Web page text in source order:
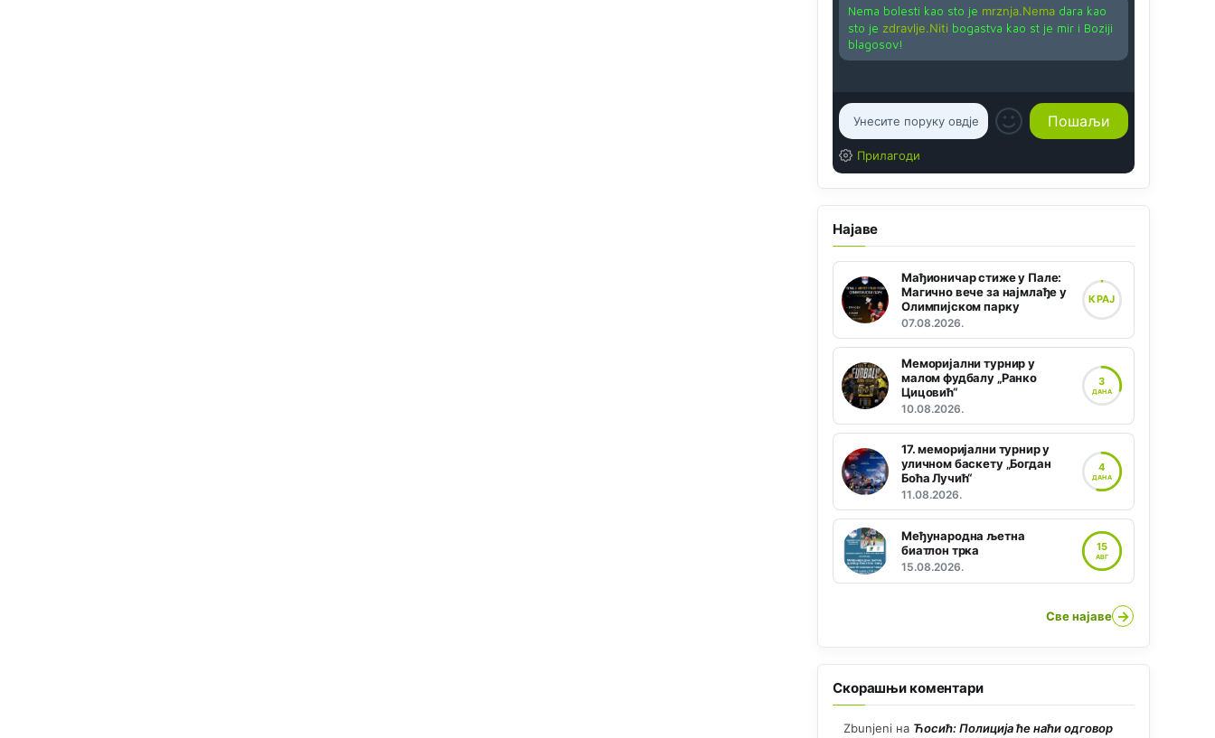
Nema bolesti kao sto je mrznja.Nemadara kao
sto je zdravlje.Niti bogastva kao st je mir i Boziji
blagosov!
Прилагоди
Најаве
Мађионичар стиже у Пале:
Магично вече за најмлађе у
Олимпијском парку
07.08.2026.
КРАЈ
Меморијални турнир у
малом фудбалу „Ранко
Цицовић“
10.08.2026.
3
ДАНА
17. меморијални турнир у
уличном баскету „Богдан
Боћа Лучић“
11.08.2026.
4
ДАНА
Међународна љетна
биатлон трка
15.08.2026.
15
АВГ
Све најаве →
Скорашњи коментари
Zbunjeni на Ћосић: Полиција ће наћи одговор